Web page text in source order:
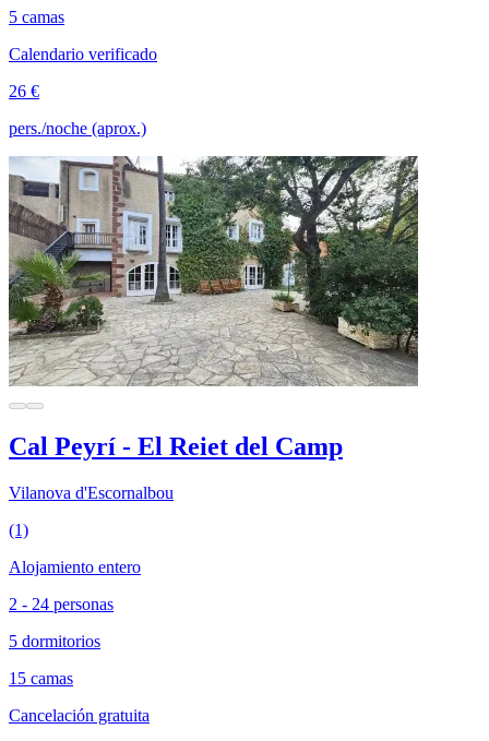
5 camas
Calendario verificado
26 €
pers./noche (aprox.)
Cal Peyrí - El Reiet del Camp
Vilanova d'Escornalbou
(1)
Alojamiento entero
2 - 24 personas
5 dormitorios
15 camas
Cancelación gratuita